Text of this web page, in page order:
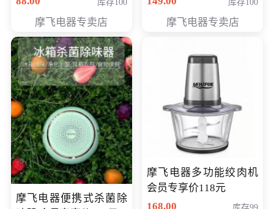
库存100
摩飞电器专卖店
库存100
摩飞电器专卖店
摩飞电器便携式杀菌除
摩飞电器多功能绞肉机
会员专享价118元
168.00